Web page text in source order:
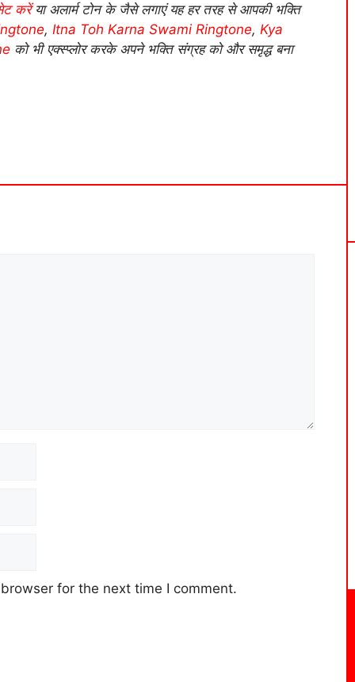
करेंया अलार्म टोन के जैसे लगाएं यह हर तरह से आपकी भक्ति
, Itna Toh Karna Swami Ringtone, Kya
को भी एक्स्प्लोर करके अपने भक्ति संग्रह को और समृद्ध बना
for the next time I comment.